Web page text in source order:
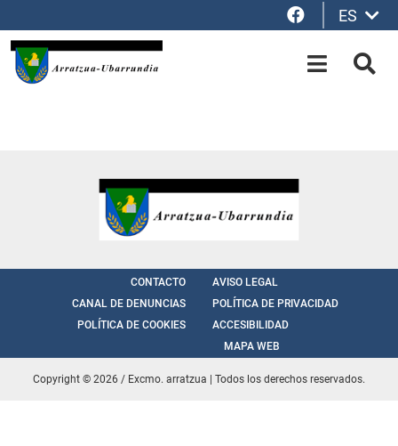
Facebook
ES
OPEN-
CONTACTO
AVISO LEGAL
CANAL DE DENUNCIAS
POLÍTICA DE PRIVACIDAD
POLÍTICA DE COOKIES
ACCESIBILIDAD
MAPA WEB
Copyright © 2026 / Excmo. arratzua | Todos los derechos reservados.